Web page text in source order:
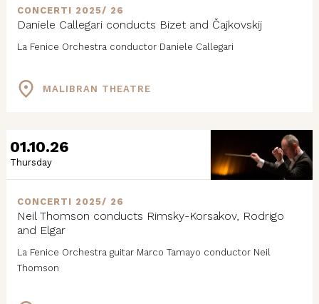
CONCERTI 2025/ 26
Daniele Callegari conducts Bizet and Čajkovskij
La Fenice Orchestra conductor Daniele Callegari
MALIBRAN THEATRE
01.10.26
Thursday
CONCERTI 2025/ 26
Neil Thomson conducts Rimsky-Korsakov, Rodrigo
and Elgar
La Fenice Orchestra guitar Marco Tamayo conductor Neil
Thomson